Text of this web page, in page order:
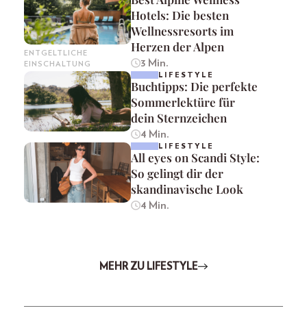
ENTGELTLICHE
EINSCHALTUNG
Hotels: Die besten
Wellnessresorts im
Herzen der Alpen
3 Min.
LIFESTYLE
Buchtipps: Die perfekte
Sommerlektüre für
dein Sternzeichen
4 Min.
LIFESTYLE
All eyes on Scandi Style:
So gelingt dir der
skandinavische Look
4 Min.
MEHR ZU LIFESTYLE